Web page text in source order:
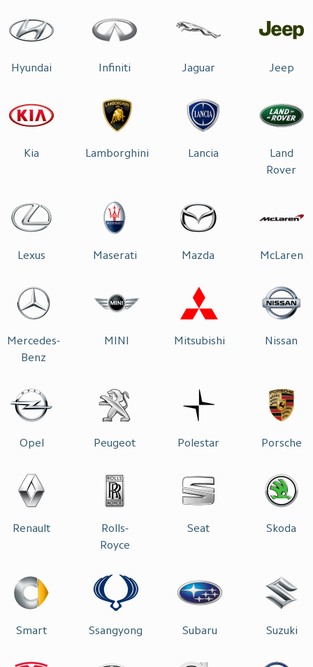
Hyundai Infiniti Jaguar Jeep
Kia Lamborghini Lancia
Land
Rover
Lexus Maserati Mazda McLaren
Mercedes-
Benz
MINI Mitsubishi Nissan
Opel Peugeot Polestar Porsche
Renault
Rolls-
Royce
Seat Skoda
Smart Ssangyong Subaru Suzuki